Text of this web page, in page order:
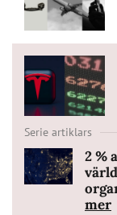
Serie artiklars
2 %
mer